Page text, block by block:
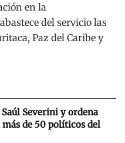
en la
del servicio las
Paz del Caribe y
Severini y ordena
de 50 políticos del